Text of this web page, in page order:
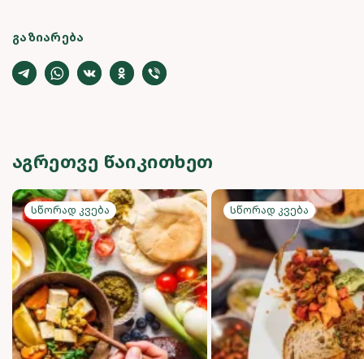
ᲒᲐᲖᲘᲐᲠᲔᲑᲐ
ᲐᲒᲠᲔᲗᲕᲔ ᲬᲐᲘᲙᲘᲗᲮᲔᲗ
Სწორად კვება Სწორად კვება